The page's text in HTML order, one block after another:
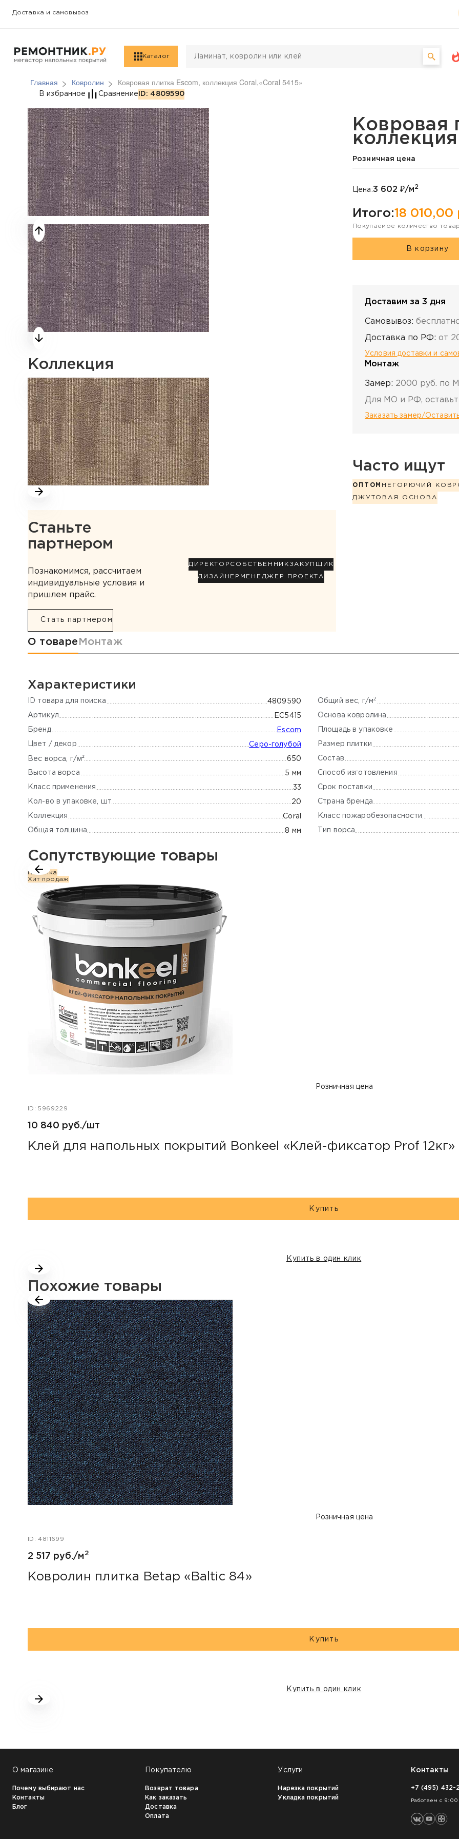
Доставка и самовывоз
Каталог
Главная Ковролин Ковровая плитка Escom, коллекция Coral,«Coral 5415»
Ковровая плитка Escom, коллекция Coral,
В избранное Сравнение ID: 4809590
Коллекция
Станьте
партнером
Познакомимся, рассчитаем
индивидуальные условия и
пришлем прайс.
Стать партнером
ДИРЕКТОР СОБСТВЕННИК ЗАКУПЩИК
ДИЗАЙНЕР МЕНЕДЖЕР ПРОЕКТА
Ковровая
Розничная цена
Цена:3 602 ₽/м2
Итого:18 010,00
Покупаемое количество
В корзину
Доставим за 3 дня
Самовывоз:
Доставка по РФ: от
Условия доставки и
Монтаж
Замер: 2000 руб. по
Для МО и РФ,
Заказать замер/
Часто ищут
ОПТОМ НЕГОРЮЧИЙ
ДЖУТОВАЯ ОСНОВА
Информация о товаре
О товаре Монтаж
Характеристики
ID товара для поиска 4809590
Артикул EC5415
Бренд Escom
Цвет / декор Серо-голубой
Вес ворса, г/м² 650
Высота ворса 5 мм
Класс применения 33
Кол-во в упаковке, шт 20
Коллекция Coral
Общая толщина 8 мм
Общий вес, г/м2
Основа ковролина
Площадь в упаковке
Размер плитки
Состав
Способ изготовления
Срок поставки
Страна бренда
Класс пожаробезопасности
Тип ворса
Сопутствующие товары
Новинка
Хит продаж
Розничная цена
ID: 5969229
10 840 руб./шт
Клей для напольных покрытий Bonkeel «Клей-фиксатор Prof 12кг»
Купить
Купить в один клик
Похожие товары
Розничная цена
ID: 4811699
2 517 руб./м2
Ковролин плитка Betap «Baltic 84»
Купить
Купить в один клик
НАШИ КЛИЕНТЫ:
О магазине
Почему выбирают нас
Контакты
Блог
Покупателю
Возврат товара
Как заказать
Доставка
Оплата
Услуги
Нарезка покрытий
Укладка покрытий
Контакты
+7 (495) 432-
Работаем с